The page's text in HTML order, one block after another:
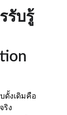
รับรู้
ดั้งเดิมคือ
ริง